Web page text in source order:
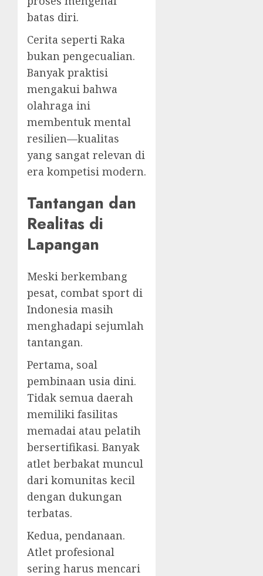
batas diri.
Cerita seperti Raka
bukan pengecualian.
Banyak praktisi
mengakui bahwa
olahraga ini
membentuk mental
resilien—kualitas
yang sangat relevan di
era kompetisi modern.
Tantangan dan
Realitas di
Lapangan
Meski berkembang
pesat, combat sport di
Indonesia masih
menghadapi sejumlah
tantangan.
Pertama, soal
pembinaan usia dini.
Tidak semua daerah
memiliki fasilitas
memadai atau pelatih
bersertifikasi. Banyak
atlet berbakat muncul
dari komunitas kecil
dengan dukungan
terbatas.
Kedua, pendanaan.
Atlet profesional
sering harus mencari